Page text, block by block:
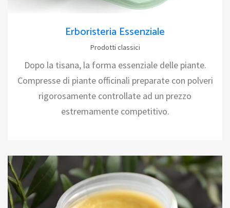
Erboristeria Essenziale
Prodotti classici
Dopo la tisana, la forma essenziale delle piante.
Compresse di piante officinali preparate con polveri
rigorosamente controllate ad un prezzo
estremamente competitivo.